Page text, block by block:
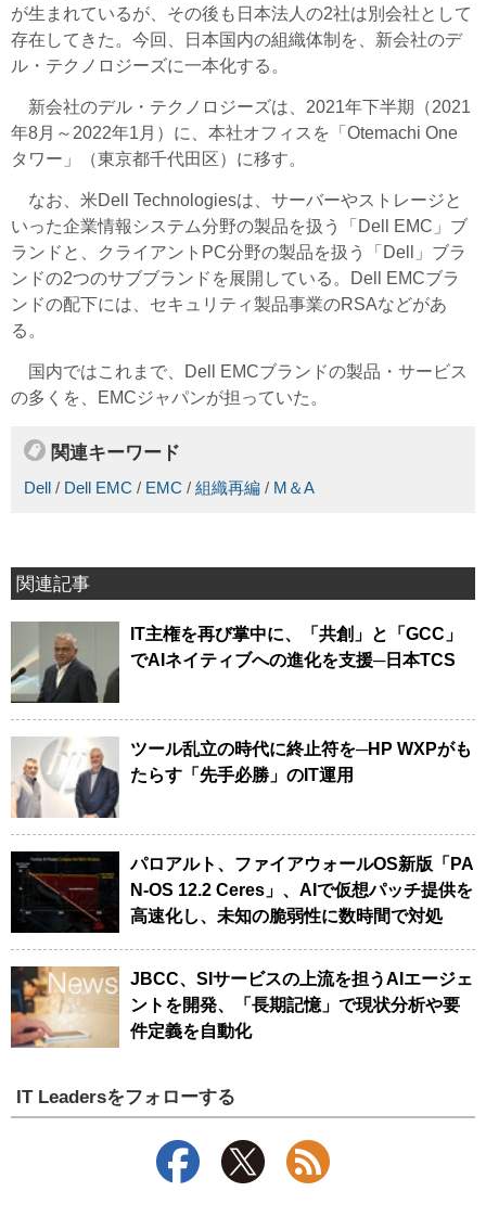
が生まれているが、その後も日本法人の2社は別会社として
存在してきた。今回、日本国内の組織体制を、新会社のデ
ル・テクノロジーズに一本化する。
新会社のデル・テクノロジーズは、2021年下半期（2021
年8月～2022年1月）に、本社オフィスを「Otemachi One
タワー」（東京都千代田区）に移す。
なお、米Dell Technologiesは、サーバーやストレージと
いった企業情報システム分野の製品を扱う「Dell EMC」ブ
ランドと、クライアントPC分野の製品を扱う「Dell」ブラ
ンドの2つのサブブランドを展開している。Dell EMCブラ
ンドの配下には、セキュリティ製品事業のRSAなどがあ
る。
国内ではこれまで、Dell EMCブランドの製品・サービス
の多くを、EMCジャパンが担っていた。
関連キーワード
Dell / Dell EMC / EMC / 組織再編 / M＆A
関連記事
IT主権を再び掌中に、「共創」と「GCC」
でAIネイティブへの進化を支援─日本TCS
ツール乱立の時代に終止符を─HP WXPがも
たらす「先手必勝」のIT運用
パロアルト、ファイアウォールOS新版「PA
N-OS 12.2 Ceres」、AIで仮想パッチ提供を
高速化し、未知の脆弱性に数時間で対処
JBCC、SIサービスの上流を担うAIエージェ
ントを開発、「長期記憶」で現状分析や要
件定義を自動化
IT Leadersをフォローする